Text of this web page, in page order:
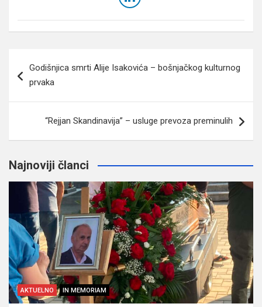
članaka
Godišnjica smrti Alije Isakovića – bošnjačkog kulturnog
prvaka
“Rejjan Skandinavija” – usluge prevoza preminulih
Najnoviji članci
AKTUELNO IN MEMORIAM